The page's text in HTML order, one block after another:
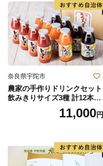
奈良県宇陀市
農家の手作りドリンクセット
飲みきりサイズ3種 計12本／
トマト とまと ブルーベリー
にんじん 人参 りんご ジュー
県 宇陀市 ふるさと納税
11,000円